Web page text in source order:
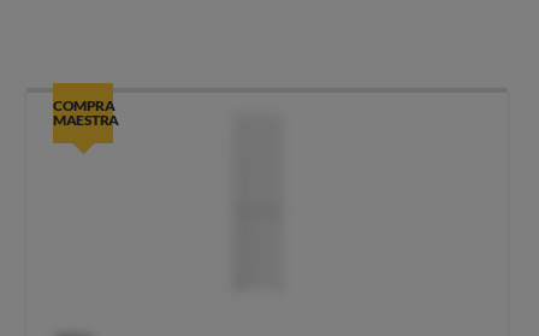
COMPRA
MAESTRA